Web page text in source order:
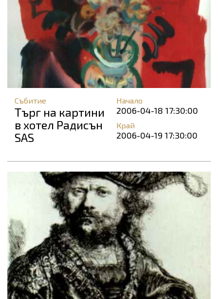
Събитие
Търг на картини
в хотел Радисън
SAS
Начало
2006-04-18 17:30:00
Край
2006-04-19 17:30:00